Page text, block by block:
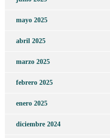
mayo 2025
abril 2025
marzo 2025
febrero 2025
enero 2025
diciembre 2024